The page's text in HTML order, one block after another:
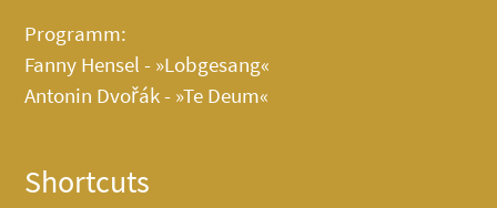
Programm:
Fanny Hensel - »Lobgesang«
Antonin Dvořák - »Te Deum«
Shortcuts